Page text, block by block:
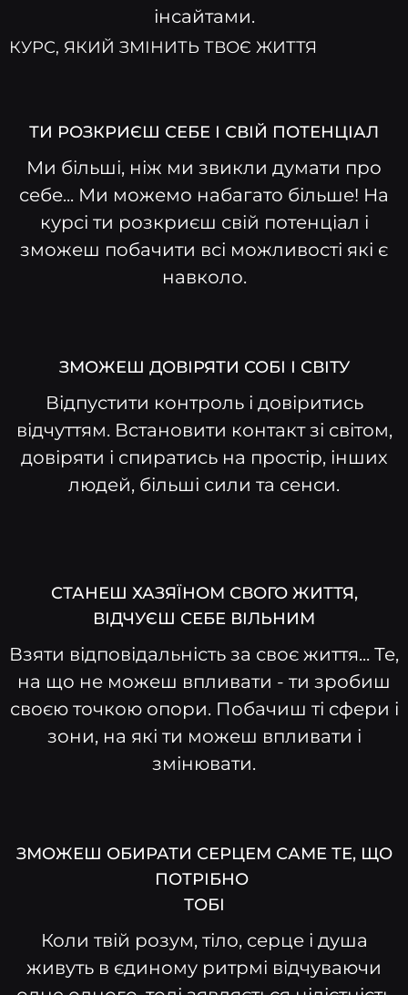
інсайтами.
КУРС, ЯКИЙ ЗМІНИТЬ ТВОЄ ЖИТТЯ
ТИ РОЗКРИЄШ СЕБЕ І СВІЙ ПОТЕНЦІАЛ
Ми більші, ніж ми звикли думати про
себе... Ми можемо набагато більше! На
курсі ти розкриєш свій потенціал і
зможеш побачити всі можливості які є
навколо.
ЗМОЖЕШ ДОВІРЯТИ СОБІ І СВІТУ
Відпустити контроль і довіритись
відчуттям. Встановити контакт зі світом,
довіряти і спиратись на простір, інших
людей, більші сили та сенси.
СТАНЕШ ХАЗЯЇНОМ СВОГО ЖИТТЯ,
ВІДЧУЄШ СЕБЕ ВІЛЬНИМ
Взяти відповідальність за своє життя... Те,
на що не можеш впливати - ти зробиш
своєю точкою опори. Побачиш ті сфери і
зони, на які ти можеш впливати і
змінювати.
ЗМОЖЕШ ОБИРАТИ СЕРЦЕМ САМЕ ТЕ, ЩО
ПОТРІБНО
ТОБІ
Коли твій розум, тіло, серце і душа
живуть в єдиному ритрмі відчуваючи